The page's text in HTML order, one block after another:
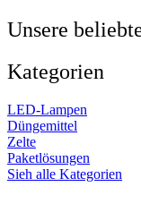
Unsere
Kategorien
LED-Lampen
Düngemittel
Zelte
Paketlösungen
Sieh alle Kategorien